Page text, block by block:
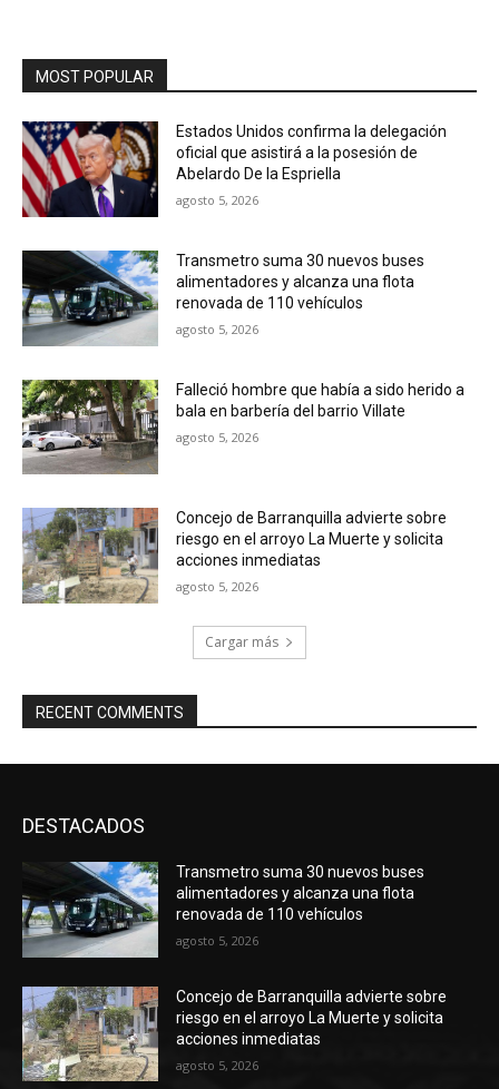
MOST POPULAR
Estados Unidos confirma la delegación
oficial que asistirá a la posesión de
Abelardo De la Espriella
agosto 5, 2026
Transmetro suma 30 nuevos buses
alimentadores y alcanza una flota
renovada de 110 vehículos
agosto 5, 2026
Falleció hombre que había a sido herido a
bala en barbería del barrio Villate
agosto 5, 2026
Concejo de Barranquilla advierte sobre
riesgo en el arroyo La Muerte y solicita
acciones inmediatas
agosto 5, 2026
Cargar más
RECENT COMMENTS
DESTACADOS
Transmetro suma 30 nuevos buses
alimentadores y alcanza una flota
renovada de 110 vehículos
agosto 5, 2026
Concejo de Barranquilla advierte sobre
riesgo en el arroyo La Muerte y solicita
acciones inmediatas
agosto 5, 2026